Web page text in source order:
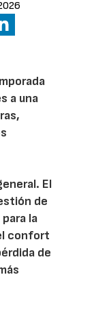
a una
El
de
la
confort
de